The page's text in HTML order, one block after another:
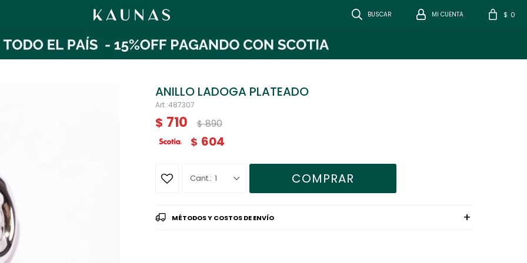
$ 0
ANILLO LADOGA PLATEADO
487307
$ 710 $ 890
$ 604
1 COMPRAR
MÉTODOS Y COSTOS DE ENVÍO